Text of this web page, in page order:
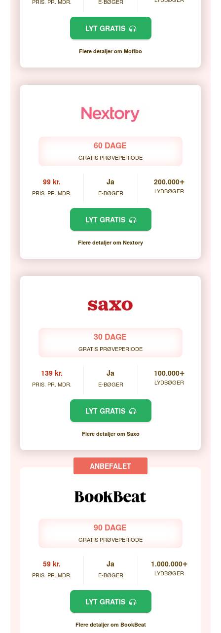
PRIS. PR. MDR. E-BØGER
LYT GRATIS
Flere detaljer om Mofibo
60 DAGE
GRATIS PRØVEPERIODE
99 kr.
PRIS. PR. MDR.
Ja
E-BØGER
200.000+
LYDBØGER
LYT GRATIS
Flere detaljer om Nextory
30 DAGE
GRATIS PRØVEPERIODE
139 kr.
PRIS. PR. MDR.
Ja
E-BØGER
100.000+
LYDBØGER
LYT GRATIS
Flere detaljer om Saxo
90 DAGE
GRATIS PRØVEPERIODE
59 kr.
PRIS. PR. MDR.
Ja
E-BØGER
1.000.000+
LYDBØGER
LYT GRATIS
Flere detaljer om BookBeat